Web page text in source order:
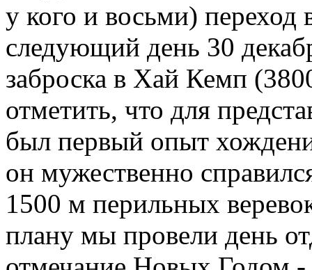
у кого и восьми)
следующий день 30
заброска в Хай Кемп
отметить, что для
был первый опыт
он мужественно
1500 м перильных
плану мы провели день